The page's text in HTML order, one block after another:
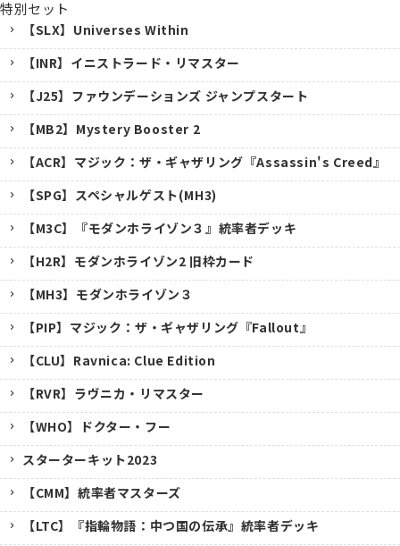
特別セット
【SLX】Universes Within
【INR】イニストラード・リマスター
【J25】ファウンデーションズ ジャンプスタート
【MB2】Mystery Booster 2
【ACR】マジック：ザ・ギャザリング『Assassin's Creed』
【SPG】スペシャルゲスト(MH3)
【M3C】『モダンホライゾン３』統率者デッキ
【H2R】モダンホライゾン2 旧枠カード
【MH3】モダンホライゾン３
【PIP】マジック：ザ・ギャザリング『Fallout』
【CLU】Ravnica: Clue Edition
【RVR】ラヴニカ・リマスター
【WHO】ドクター・フー
スターターキット2023
【CMM】統率者マスターズ
【LTC】『指輪物語：中つ国の伝承』統率者デッキ